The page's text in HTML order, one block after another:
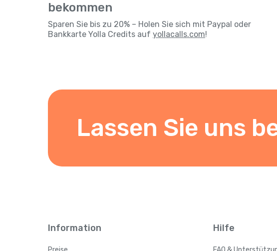
bekommen
Sparen Sie bis zu 20% – Holen Sie sich mit Paypal oder
Bankkarte Yolla Credits auf yollacalls.com!
Lassen Sie uns
Information Hilfe